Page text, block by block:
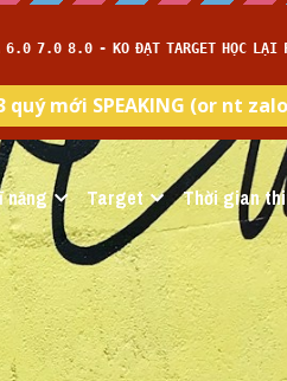
năng Target Thời gian thi